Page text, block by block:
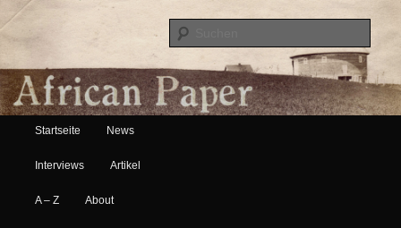
African Paper
Hauptmenü
Zum Inhalt wechseln
Zum sekundären Inhalt wechseln
Startseite News
Interviews Artikel
A – Z About